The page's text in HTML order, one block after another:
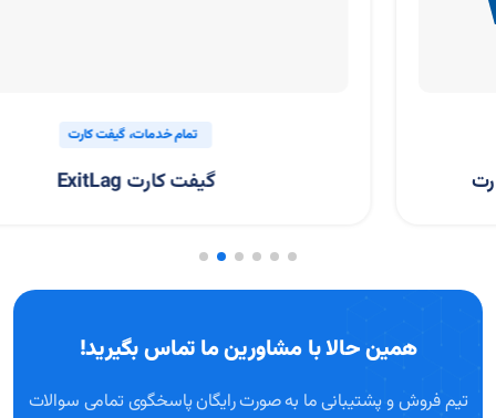
گیفت کارت
همین حالا با مشاورین ما تماس بگیرید!
تیم فروش و پشتیبانی ما به صورت رایگان پاسخگوی تمامی سوالات